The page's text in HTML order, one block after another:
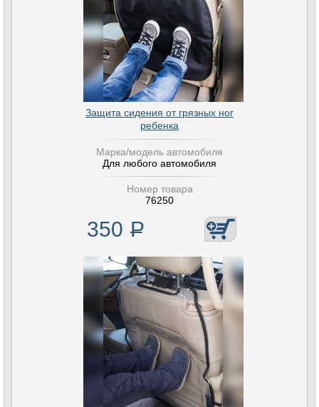
Защита сидения от грязных ног
ребенка
Марка/модель автомобиля
Для любого автомобиля
Номер товара
76250
350 Р